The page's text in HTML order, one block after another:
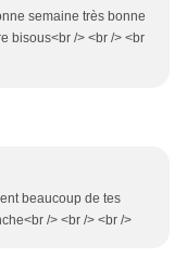
semaine très bonne
bisous<br /> <br /> <br
beaucoup de tes
/> <br /> <br />